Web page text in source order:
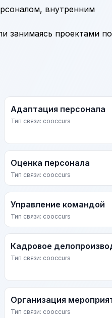
внутренним
занимаясь проектами по
Адаптация персонала
Тип связи: cooccurs
Оценка персонала
Тип связи: cooccurs
Управление командой
Тип связи: cooccurs
Кадровое
Тип связи: cooccurs
Организация
Тип связи: cooccurs